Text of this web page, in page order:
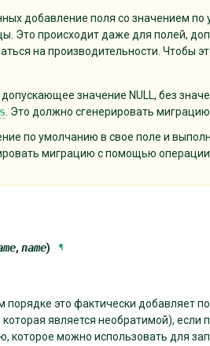
добавление поля со значением
Это происходит даже для полей,
на производительности. Чтобы
значение NULL, без
. Это должно сгенерировать
по умолчанию в свое поле и
миграцию с помощью операции
, name) ¶
порядке это фактически добавляет
является необратимой), если
которое можно использовать для